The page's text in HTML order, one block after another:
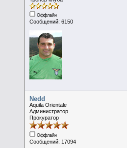
Оффлайн
Сообщений: 6150
Nedd
Aquila Orientale
Администратор
Прокуратор
Оффлайн
Сообщений: 17094